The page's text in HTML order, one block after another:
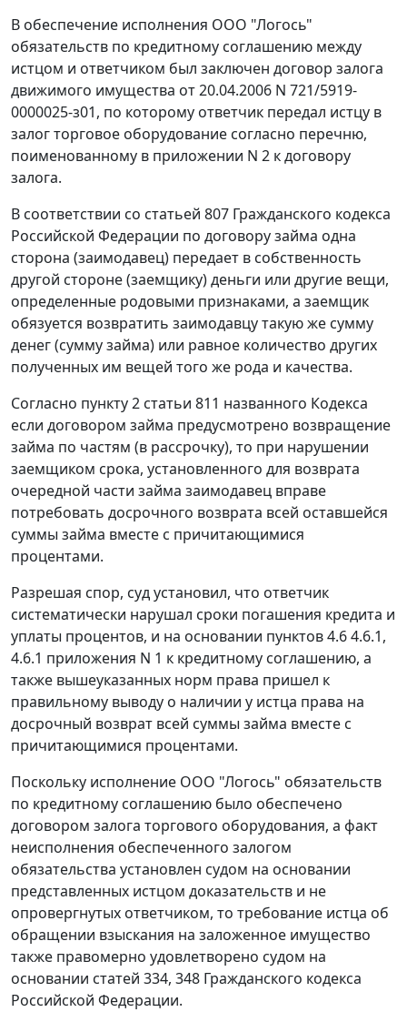
В обеспечение исполнения ООО "Логось"
обязательств по кредитному соглашению между
истцом и ответчиком был заключен договор залога
движимого имущества от 20.04.2006 N 721/5919-
0000025-з01, по которому ответчик передал истцу в
залог торговое оборудование согласно перечню,
поименованному в приложении N 2 к договору
залога.
В соответствии со статьей 807 Гражданского кодекса
Российской Федерации по договору займа одна
сторона (заимодавец) передает в собственность
другой стороне (заемщику) деньги или другие вещи,
определенные родовыми признаками, а заемщик
обязуется возвратить заимодавцу такую же сумму
денег (сумму займа) или равное количество других
полученных им вещей того же рода и качества.
Согласно пункту 2 статьи 811 названного Кодекса
если договором займа предусмотрено возвращение
займа по частям (в рассрочку), то при нарушении
заемщиком срока, установленного для возврата
очередной части займа заимодавец вправе
потребовать досрочного возврата всей оставшейся
суммы займа вместе с причитающимися
процентами.
Разрешая спор, суд установил, что ответчик
систематически нарушал сроки погашения кредита и
уплаты процентов, и на основании пунктов 4.6 4.6.1,
4.6.1 приложения N 1 к кредитному соглашению, а
также вышеуказанных норм права пришел к
правильному выводу о наличии у истца права на
досрочный возврат всей суммы займа вместе с
причитающимися процентами.
Поскольку исполнение ООО "Логось" обязательств
по кредитному соглашению было обеспечено
договором залога торгового оборудования, а факт
неисполнения обеспеченного залогом
обязательства установлен судом на основании
представленных истцом доказательств и не
опровергнутых ответчиком, то требование истца об
обращении взыскания на заложенное имущество
также правомерно удовлетворено судом на
основании статей 334, 348 Гражданского кодекса
Российской Федерации.